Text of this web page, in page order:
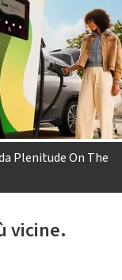
Plenitude On The
vicine.